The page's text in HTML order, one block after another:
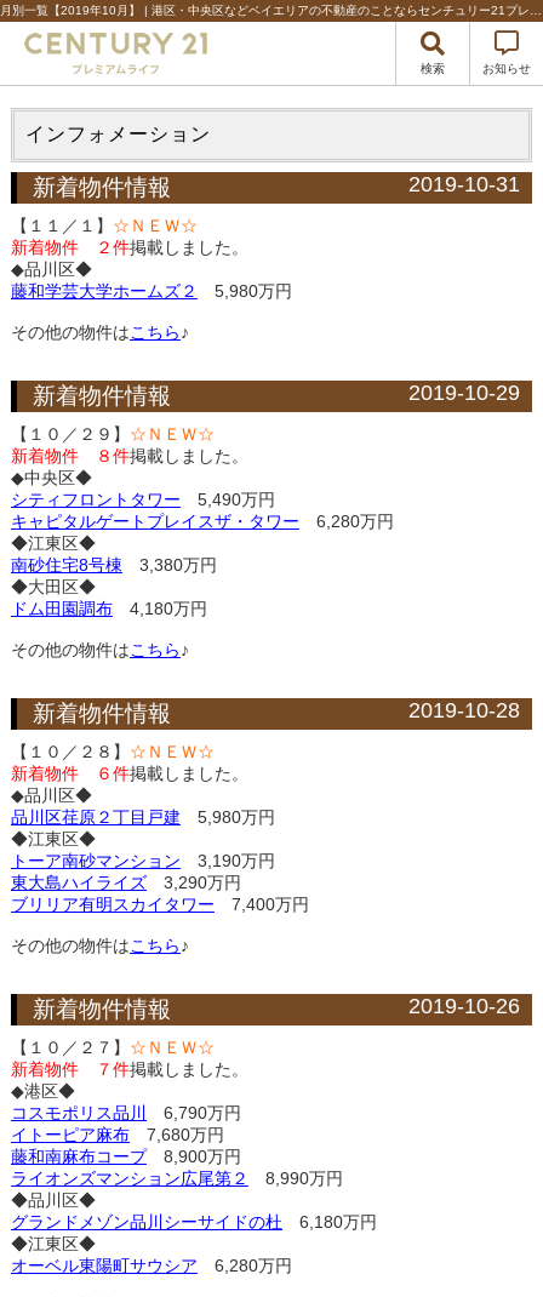
検索 お知らせ
インフォメーション
新着物件情報 2019-10-31
【１１／１】 ☆ＮＥＷ☆
新着物件 ２件掲載しました。
◆品川区◆
藤和学芸大学ホームズ２
5,980万円
その他の物件はこちら♪
新着物件情報 2019-10-29
【１０／２９】 ☆ＮＥＷ☆
新着物件 ８件掲載しました。
◆中央区◆
シティフロントタワー 5,490万円
キャピタルゲートプレイスザ・タワー 6,280万円
◆江東区◆
南砂住宅8号棟3,380万円
◆大田区◆
ドム田園調布4,180万円
その他の物件はこちら♪
新着物件情報 2019-10-28
【１０／２８】 ☆ＮＥＷ☆
新着物件 ６件掲載しました。
◆品川区◆
品川区荏原２丁目戸建 5,980万円
◆江東区◆
トーア南砂マンション 3,190万円
東大島ハイライズ3,290万円
ブリリア有明スカイタワー 7,400万円
その他の物件はこちら♪
新着物件情報 2019-10-26
【１０／２７】 ☆ＮＥＷ☆
新着物件 ７件掲載しました。
◆港区◆
コスモポリス品川
6,790万円
イトーピア麻布7,680万円
藤和南麻布コープ8,900万円
ライオンズマンション広尾第２
8,990万円
◆品川区◆
グランドメゾン品川シーサイドの杜 6,180万円
◆江東区◆
オーベル東陽町サウシア 6,280万円